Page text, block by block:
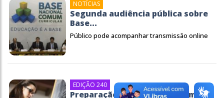
NOTÍCIAS
Segunda audiência pública sobre
Base...
Público pode acompanhar transmissão online
EDIÇÃO 240
Preparação de docentes já em